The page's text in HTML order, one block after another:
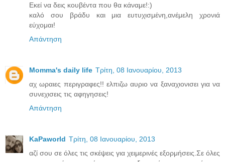
Εκεί να δεις κουβέντα που θα κάναμε!:)
καλό σου βράδυ και μια ευτυχισμένη,ανέμελη χρονιά
εύχομαι!
Απάντηση
Momma's daily life Τρίτη, 08 Ιανουαρίου, 2013
αχ ωραιες περιγραφες!! ελπιζω αυριο να ξαναχιονισει για να
συνεχισεις τις αφηγησεις!
Απάντηση
KaPaworld Τρίτη, 08 Ιανουαρίου, 2013
αζί σου σε όλες τις σκέψεις για χειμερινές εξορμήσεις.Σε όλες